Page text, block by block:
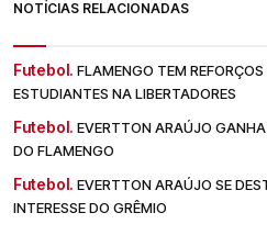
NOTÍCIAS RELACIONADAS
Futebol. FLAMENGO TEM
ESTUDIANTES NA LIBERTADORES
Futebol. EVERTTON ARAÚJO GANHA
DO FLAMENGO
Futebol. EVERTTON ARAÚJO SE
INTERESSE DO GRÊMIO